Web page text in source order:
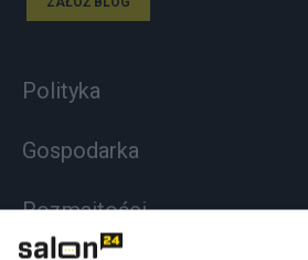
Polityka
Gospodarka
Rozmaitości